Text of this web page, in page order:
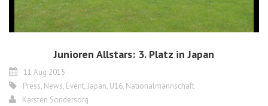
Junioren Allstars: 3. Platz in Japan
11 Aug 2015
Press, News, Event,Japan, U16, Nationalmannschaft
Karsten Sondersorg